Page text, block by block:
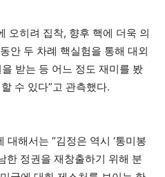
오히려 집착, 향후 핵에 더욱 의
안 두 차례 핵실험을 통해 대외
받는 등 어느 정도 재미를 봤
수 있다”고 관측했다.
대해서는 “김정은 역시 ‘통미봉
한 정권을 재창출하기 위해 분